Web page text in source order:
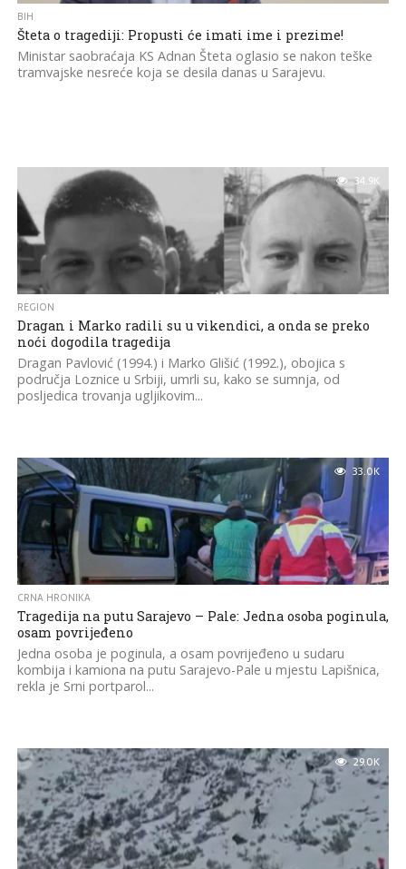
BIH
Šteta o tragediji: Propusti će imati ime i prezime!
Ministar saobraćaja KS Adnan Šteta oglasio se nakon teške
tramvajske nesreće koja se desila danas u Sarajevu.
34.9K
REGION
Dragan i Marko radili su u vikendici, a onda se preko
noći dogodila tragedija
Dragan Pavlović (1994.) i Marko Glišić (1992.), obojica s
područja Loznice u Srbiji, umrli su, kako se sumnja, od
posljedica trovanja ugljikovim...
33.0K
CRNA HRONIKA
Tragedija na putu Sarajevo – Pale: Jedna osoba poginula,
osam povrijeđeno
Jedna osoba je poginula, a osam povrijeđeno u sudaru
kombija i kamiona na putu Sarajevo-Pale u mjestu Lapišnica,
rekla je Srni portparol...
29.0K